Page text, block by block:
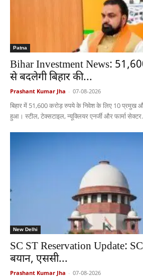
Patna
Bihar Investment News:
से बदलेगी बिहार की...
Prashant Kumar Jha - 07-08-2026
बिहार में 51,600 करोड़ रुपये के निवेश के लिए 10 प्रमुख
हुआ। स्टील, टेक्सटाइल, न्यूक्लियर एनर्जी और फार्मा
New Delhi
SC ST Reservation Update:
बयान, एससी...
Prashant Kumar Jha - 07-08-2026